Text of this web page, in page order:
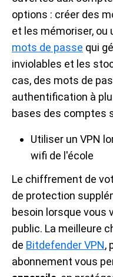
options : créer des
et les mémoriser, ou
mots de passe qui
inviolables et les
cas, des mots de
authentification à
bases des comptes
Utiliser un VPN
wifi de l'école
Le chiffrement de
de protection
besoin lorsque vous
public. La meilleure
de Bitdefender VPN,
abonnement vous